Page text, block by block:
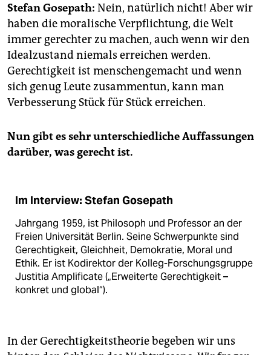
Stefan Gosepath: Nein, natürlich nicht! Aber wir
haben die moralische Verpflichtung, die Welt
immer gerechter zu machen, auch wenn wir den
Idealzustand niemals erreichen werden.
Gerechtigkeit ist menschengemacht und wenn
sich genug Leute zusammentun, kann man
Verbesserung Stück für Stück erreichen.
Nun gibt es sehr unterschiedliche Auffassungen
darüber, was gerecht ist.
Im Interview: Stefan Gosepath
Jahrgang 1959, ist Philosoph und Professor an der
Freien Universität Berlin. Seine Schwerpunkte sind
Gerechtigkeit, Gleichheit, Demokratie, Moral und
Ethik. Er ist Kodirektor der Kolleg-Forschungsgruppe
Justitia Amplificate („Erweiterte Gerechtigkeit –
konkret und global“).
In der Gerechtigkeitstheorie begeben wir uns